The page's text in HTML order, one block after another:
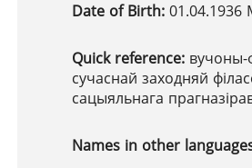
Date of Birth: 01.04.1936
Quick reference: вучоны-
сучаснай заходняй
сацыяльнага
Names in other